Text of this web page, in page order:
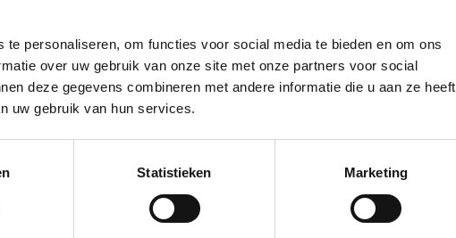
personaliseren, om functies voor social media te bieden en om ons
over uw gebruik van onze site met onze partners voor social
deze gegevens combineren met andere informatie die u aan ze heeft
uw gebruik van hun services.
Statistieken Marketing